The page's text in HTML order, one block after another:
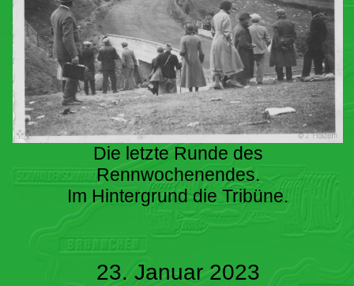
Die letzte Runde des
Rennwochenendes.
Im Hintergrund die Tribüne.
23. Januar 2023